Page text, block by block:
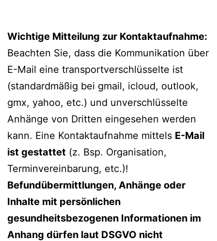
Wichtige Mitteilung zur Kontaktaufnahme:
Beachten Sie, dass die Kommunikation über
E-Mail eine transportverschlüsselte ist
(standardmäßig bei gmail, icloud, outlook,
gmx, yahoo, etc.) und unverschlüsselte
Anhänge von Dritten eingesehen werden
kann. Eine Kontaktaufnahme mittels E-Mail
ist gestattet (z. Bsp. Organisation,
Terminvereinbarung, etc.)!
Befundübermittlungen, Anhänge oder
Inhalte mit persönlichen
gesundheitsbezogenen Informationen im
Anhang dürfen laut DSGVO nicht